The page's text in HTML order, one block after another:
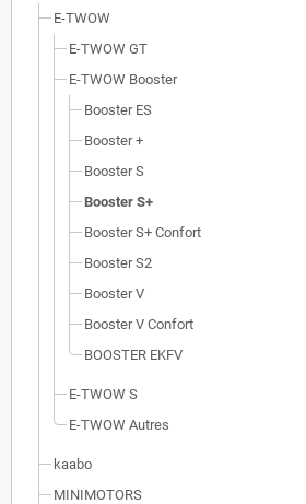
E-TWOW
E-TWOW GT
E-TWOW Booster
Booster ES
Booster +
Booster S
Booster S+
Booster S+ Confort
Booster S2
Booster V
Booster V Confort
BOOSTER EKFV
E-TWOW S
E-TWOW Autres
kaabo
MINIMOTORS